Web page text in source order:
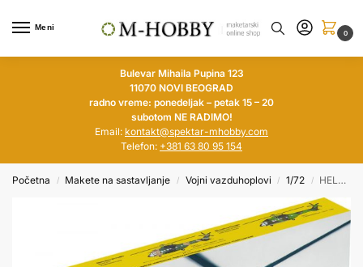
Meni
0
Bulevar Mihaila Pupina 123
11070 NOVI BEOGRAD
radno vreme: ponedeljak – petak 15 – 20
subotom NE RADIMO!
Email: kontakt@spektar-mhobby.com
Telefon: +381 63 80 95 154
Početna / Makete na sastavljanje / Vojni vazduhoplovi / 1/72 / HELLER 1/72 Super Puma AS 332 M1